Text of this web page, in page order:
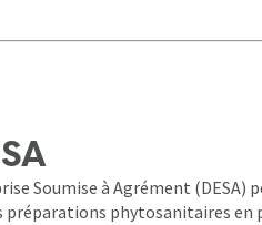
Soumise à Agrément
phytosanitaires en